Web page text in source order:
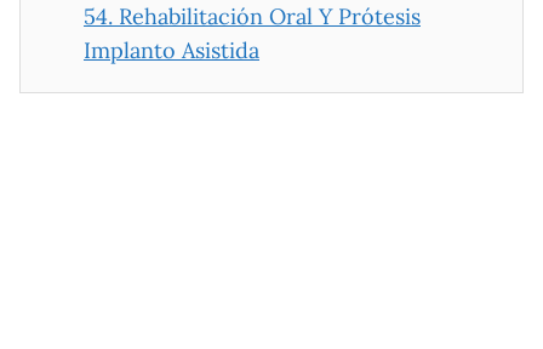
54. Rehabilitación Oral Y Prótesis
Implanto Asistida